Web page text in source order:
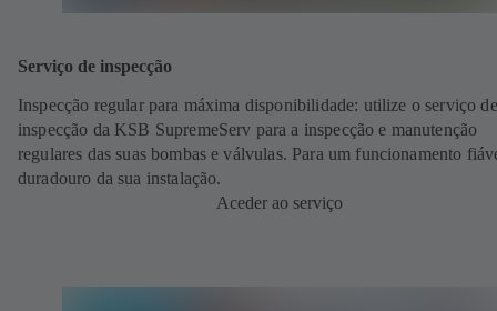
Serviço de inspecção
Inspecção regular para máxima disponibilidade: utilize o serviço de
inspecção da KSB SupremeServ para a inspecção e manutenção
regulares das suas bombas e válvulas. Para um funcionamento
duradouro da sua instalação.
Aceder ao serviço